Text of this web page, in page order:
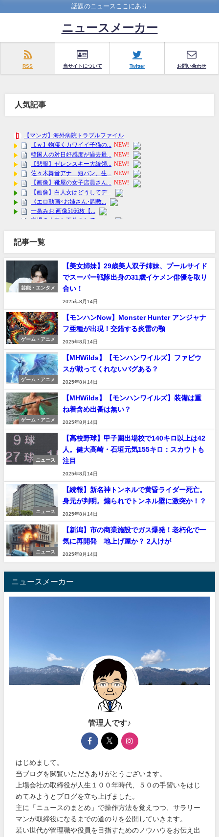
話題のニュースここにあり
ニュースメーカー
RSS 当サイトについて Twitter お問い合わせ
人気記事
記事一覧
芸能・エンタメ
【美女姉妹】29歳美人双子姉妹、プールサイド
でスーパー戦隊出身の31歳イケメン俳優を取り
合い！
2025年8月14日
ゲーム・アニメ
【モンハンNow】Monster Hunter アンジャナ
フ亜種が出現！交錯する炎雷の顎
2025年8月14日
ゲーム・アニメ
【MHWilds】【モンハンワイルズ】ファビウ
スが戦ってくれないバグある？
2025年8月14日
ゲーム・アニメ
【MHWilds】【モンハンワイルズ】装備は重
ね着含め出番は無い？
2025年8月14日
ニュース
【高校野球】甲子園出場校で140キロ以上は42
人。健大高崎・石垣元気155キロ：スカウトも
注目
2025年8月14日
ニュース
【続報】新名神トンネルで黄昏ライダー死亡。
身元が判明。煽られでトンネル壁に激突か！？
2025年8月14日
ニュース
【新潟】市の商業施設でガス爆発！老朽化で一
気に再開発 地上げ屋か？ 2人けが
2025年8月14日
ニュースメーカー
管理人です♪
はじめまして。
当ブログを閲覧いただきありがとうございます。
上場会社の取締役が人生１００年時代、５０の手習いをはじ
めてみようとブログを立ち上げました。
主に「ニュースのまとめ」で操作方法を覚えつつ、サラリー
マンが取締役になるまでの道のりを公開していきます。
若い世代が管理職や役員を目指すためのノウハウをお伝え出